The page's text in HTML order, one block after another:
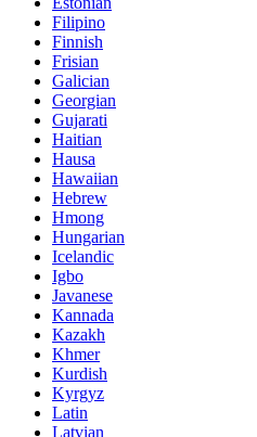
Filipino
Finnish
Frisian
Galician
Georgian
Gujarati
Haitian
Hausa
Hawaiian
Hebrew
Hmong
Hungarian
Icelandic
Igbo
Javanese
Kannada
Kazakh
Khmer
Kurdish
Kyrgyz
Latin
Latvian